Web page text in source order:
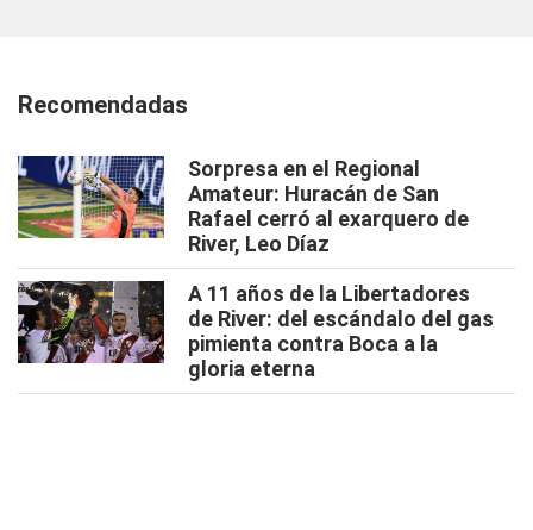
Recomendadas
Sorpresa en el Regional
Amateur: Huracán de San
Rafael cerró al exarquero de
River, Leo Díaz
A 11 años de la Libertadores
de River: del escándalo del gas
pimienta contra Boca a la
gloria eterna